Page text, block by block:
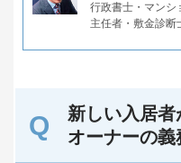
行政書士・マンシ
主任者・敷金診断
新しい入居
オーナーの義